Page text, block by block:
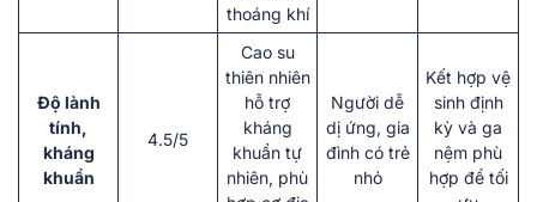
thoáng khí
Độ lành
tính,
kháng
khuẩn
4.5/5
Cao su
thiên nhiên
hỗ trợ
kháng
khuẩn tự
nhiên, phù
Người dễ
dị ứng, gia
đình có trẻ
nhỏ
Kết hợp vệ
sinh định
kỳ và ga
nệm phù
hợp để tối